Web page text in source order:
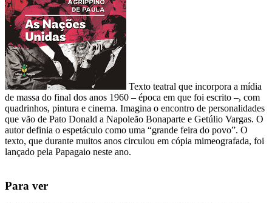
Texto teatral que incorpora a mídia
de massa do final dos anos 1960 – época em que foi escrito –, com
quadrinhos, pintura e cinema. Imagina o encontro de personalidades
que vão de Pato Donald a Napoleão Bonaparte e Getúlio Vargas. O
autor definia o espetáculo como uma “grande feira do povo”. O
texto, que durante muitos anos circulou em cópia mimeografada, foi
lançado pela Papagaio neste ano.
Para ver